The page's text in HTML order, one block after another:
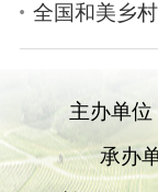
全国和美乡
主办单位
承办